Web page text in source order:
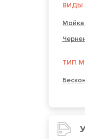
ВИДЫ
Мойка
ТИП